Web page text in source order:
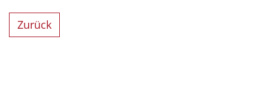
Zurück